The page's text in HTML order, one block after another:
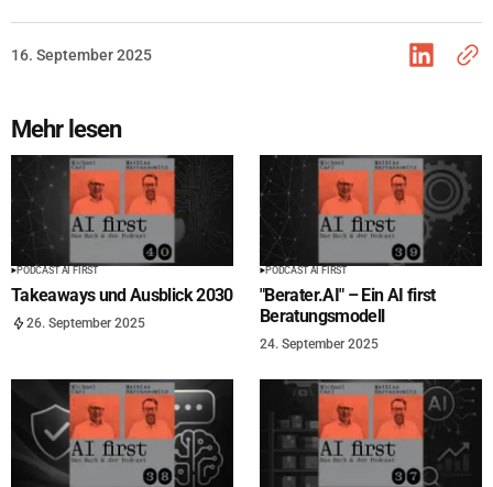
16. September 2025
Mehr lesen
PODCAST AI FIRST
Takeaways und Ausblick 2030
26. September 2025
PODCAST AI FIRST
"Berater.AI" – Ein AI first
Beratungsmodell
24. September 2025